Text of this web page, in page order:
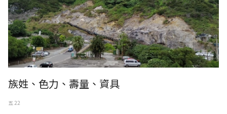
族姓、色力、壽量、資具
五 22